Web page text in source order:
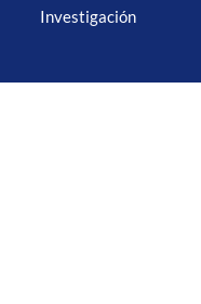
Investigación